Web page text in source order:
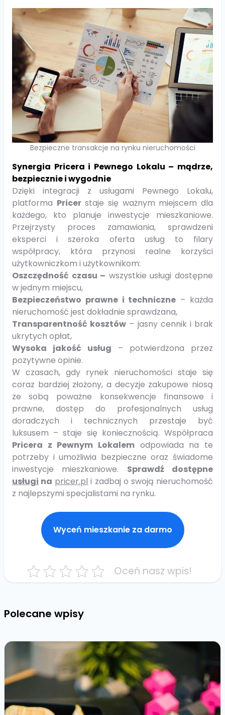
Bezpieczne transakcje na rynku nieruchomości
Synergia Pricera i Pewnego Lokalu – mądrze,
bezpiecznie i wygodnie
Dzięki integracji z usługami Pewnego Lokalu,
platforma Pricerstaje się ważnym miejscem dla
każdego, kto planuje inwestycje mieszkaniowe.
Przejrzysty proces zamawiania, sprawdzeni
eksperci i szeroka oferta usług to filary
współpracy, która przynosi realne korzyści
użytkowniczkom i użytkownikom:
Oszczędność czasu – wszystkie usługi dostępne
w jednym miejscu,
Bezpieczeństwo prawne i techniczne – każda
nieruchomość jest dokładnie sprawdzana,
Transparentność kosztów – jasny cennik i brak
ukrytych opłat,
Wysoka jakość usług – potwierdzona przez
pozytywne opinie.
W czasach, gdy rynek nieruchomości staje się
coraz bardziej złożony, a decyzje zakupowe niosą
ze sobą poważne konsekwencje finansowe i
prawne, dostęp do profesjonalnych usług
doradczych i technicznych przestaje być
luksusem – staje się koniecznością. Współpraca
Pricera z Pewnym Lokalem odpowiada na te
potrzeby i umożliwia bezpieczne oraz świadome
inwestycje mieszkaniowe. Sprawdź dostępne
usługi na pricer.pl i zadbaj o swoją nieruchomość
z najlepszymi specjalistami na rynku.
Wyceń mieszkanie za darmo
Oceń nasz wpis!
Polecane wpisy